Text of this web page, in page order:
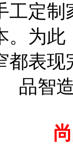
工定
。为
都表
品智